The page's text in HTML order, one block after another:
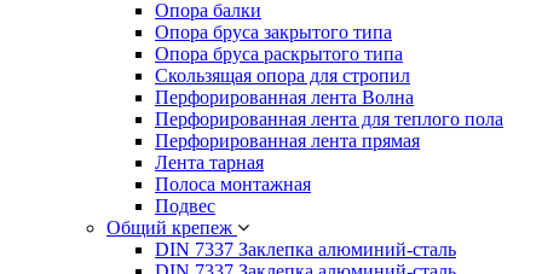
Опора балки
Опора бруса закрытого типа
Опора бруса раскрытого типа
Скользящая опора для стропил
Перфорированная лента Волна
Перфорированная лента для теплого пола
Перфорированная лента прямая
Лента тарная
Полоса монтажная
Подвес
Общий крепеж
DIN 7337 Заклепка алюминий-сталь